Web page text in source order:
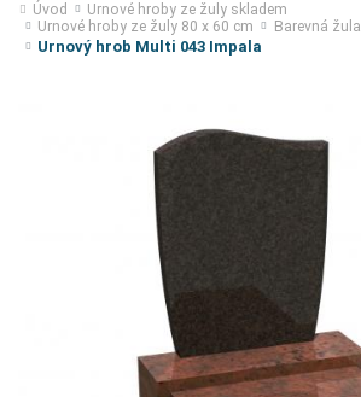
Úvod
Urnové hroby ze žuly skladem
Urnové hroby ze žuly 80 x 60 cm
Barevná žula
Urnový hrob Multi 043 Impala